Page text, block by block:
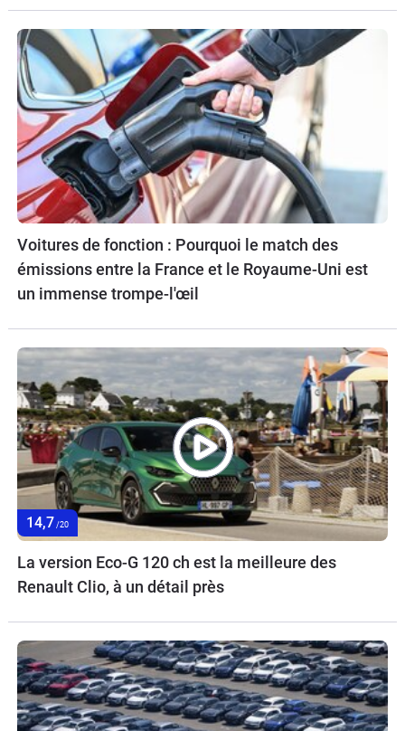
Voitures de fonction : Pourquoi le match des
émissions entre la France et le Royaume-Uni est
un immense trompe-l'œil
14,7 /20
La version Eco-G 120 ch est la meilleure des
Renault Clio, à un détail près